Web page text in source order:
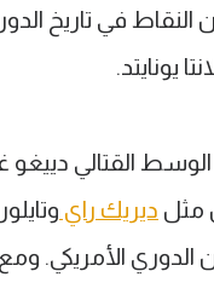
في تاريخ
يونايتد.
القتالي دييغو
مثل ديريك راي
موسم 2025 من الدوري